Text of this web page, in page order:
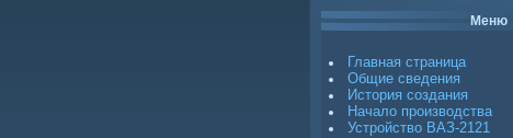
Меню
Главная страница
Общие сведения
История создания
Начало производства
Устройство ВАЗ-2121